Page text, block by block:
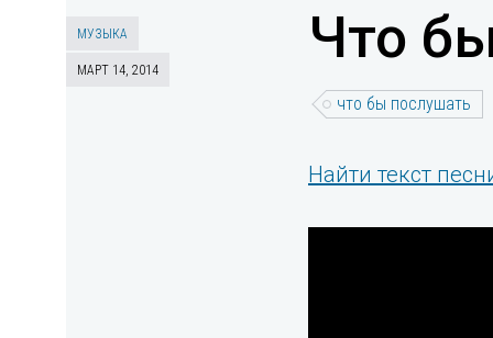
МУЗЫКА
МАРТ 14, 2014 Что
что бы послушать
Найти текст